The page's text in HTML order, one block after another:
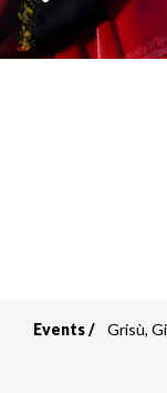
Events Grisù,